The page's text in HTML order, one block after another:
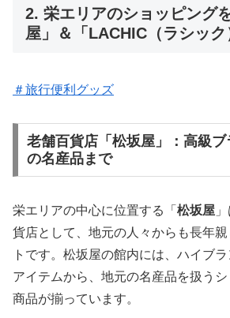
2. 栄エリアのショッピング
屋」＆「LACHIC（ラシック
＃旅行便利グッズ
老舗百貨店「松坂屋」：高級
の名産品まで
栄エリアの中心に位置する「 松坂屋
貨店として、地元の人々からも長年
トです。松坂屋の館内には、ハイブ
アイテムから、地元の名産品を扱う
商品が揃っています。